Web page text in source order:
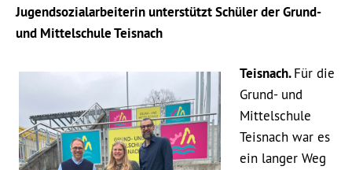
Jugendsozialarbeiterin unterstützt Schüler der Grund-
und Mittelschule Teisnach
Teisnach.Für die
Grund- und
Mittelschule
Teisnach war es
ein langer Weg